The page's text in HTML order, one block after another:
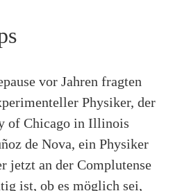
vor Jahren fragten
Physiker, der
of Chicago in Illinois
de Nova, ein Physiker
jetzt an der Complutense
ist, ob es möglich sei,